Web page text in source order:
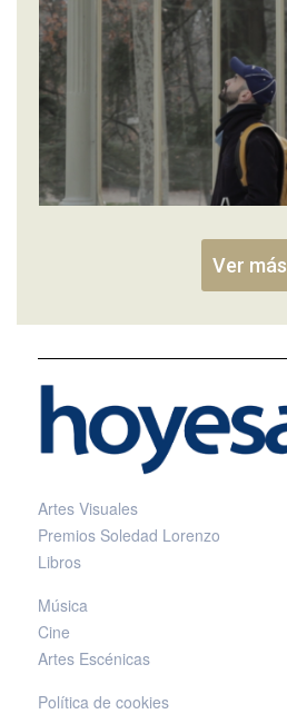
Ver más
Artes Visuales
Premios Soledad Lorenzo
Libros
Música
Cine
Artes Escénicas
Política de cookies